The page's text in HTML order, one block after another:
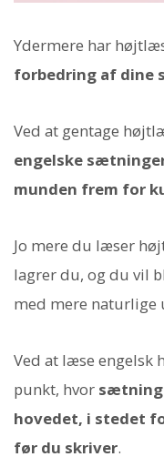
Ydermere har
forbedring af dine
Ved at gentage
engelske
munden frem for
Jo mere du læser
lagrer du, og du vil
med mere naturlige
Ved at læse engelsk
punkt, hvor
hovedet, i stedet
før du skriver.